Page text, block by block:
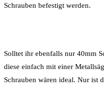
Schrauben befestigt werden.
Solltet ihr ebenfalls nur 40mm
diese einfach mit einer
Schrauben wären ideal. Nur ist